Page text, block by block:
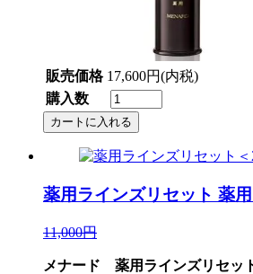
販売価格 17,600円(内税)
購入数
薬用ラインズリセット 薬
11,000円
メナード 薬用ラインズリセッ